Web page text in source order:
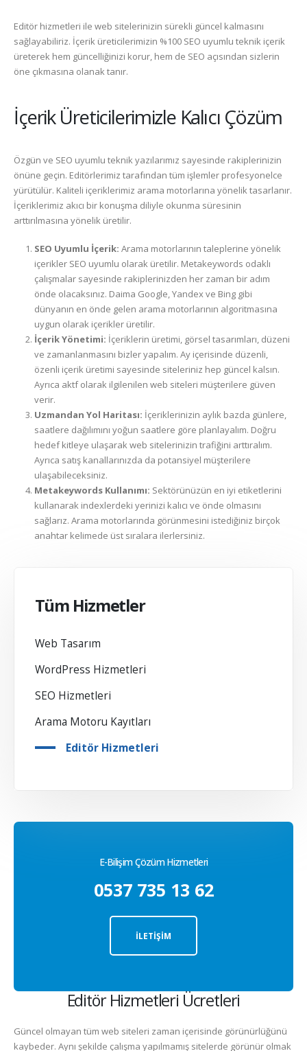
Editör hizmetleri ile web sitelerinizin sürekli güncel kalmasını
sağlayabiliriz. İçerik üreticilerimizin %100 SEO uyumlu teknik içerik
üreterek hem güncelliğinizi korur, hem de SEO açısından sizlerin
öne çıkmasına olanak tanır.
İçerik Üreticilerimizle Kalıcı Çözüm
Özgün ve SEO uyumlu teknik yazılarımız sayesinde rakiplerinizin
önüne geçin. Editörlerimiz tarafından tüm işlemler profesyonelce
yürütülür. Kaliteli içeriklerimiz arama motorlarına yönelik tasarlanır.
İçeriklerimiz akıcı bir konuşma diliyle okunma süresinin
arttırılmasına yönelik üretilir.
SEO Uyumlu İçerik: Arama motorlarının taleplerine yönelik
içerikler SEO uyumlu olarak üretilir. Metakeywords odaklı
çalışmalar sayesinde rakiplerinizden her zaman bir adım
önde olacaksınız. Daima Google, Yandex ve Bing gibi
dünyanın en önde gelen arama motorlarının algoritmasına
uygun olarak içerikler üretilir.
İçerik Yönetimi: İçeriklerin üretimi, görsel tasarımları, düzeni
ve zamanlanmasını bizler yapalım. Ay içerisinde düzenli,
özenli içerik üretimi sayesinde siteleriniz hep güncel kalsın.
Ayrıca aktf olarak ilgilenilen web siteleri müşterilere güven
verir.
Uzmandan Yol Haritası: İçeriklerinizin aylık bazda günlere,
saatlere dağılımını yoğun saatlere göre planlayalım. Doğru
hedef kitleye ulaşarak web sitelerinizin trafiğini arttıralım.
Ayrıca satış kanallarınızda da potansiyel müşterilere
ulaşabileceksiniz.
Metakeywords Kullanımı: Sektörünüzün en iyi etiketlerini
kullanarak indexlerdeki yerinizi kalıcı ve önde olmasını
sağlarız. Arama motorlarında görünmesini istediğiniz birçok
anahtar kelimede üst sıralara ilerlersiniz.
Tüm Hizmetler
Web Tasarım
WordPress Hizmetleri
SEO Hizmetleri
Arama Motoru Kayıtları
Editör Hizmetleri
E-Bilişim Çözüm Hizmetleri
0537 735 13 62
İLETİŞİM
Editör Hizmetleri Ücretleri
Güncel olmayan tüm web siteleri zaman içerisinde görünürlüğünü
kaybeder. Aynı şekilde çalışma yapılmamış sitelerde görünür olmak